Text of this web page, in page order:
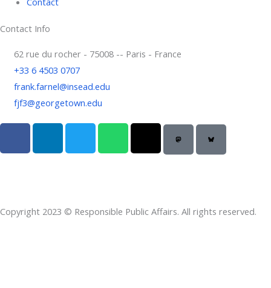
Contact Info
62 rue du rocher - 75008 -- Paris - France
+33 6 4503 0707
frank.farnel@insead.edu
fjf3@georgetown.edu
F
c
o
o
L
n
d
i
T
i
e
r
W
a
a
p
T
r
d
s
Copyright 2023 © Responsible Public Affairs. All rights reserved.